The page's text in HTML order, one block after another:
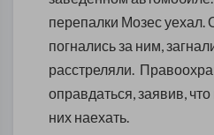
перепалки Мозес
погнались за ним,
расстреляли.
оправдаться, заявив,
них наехать.